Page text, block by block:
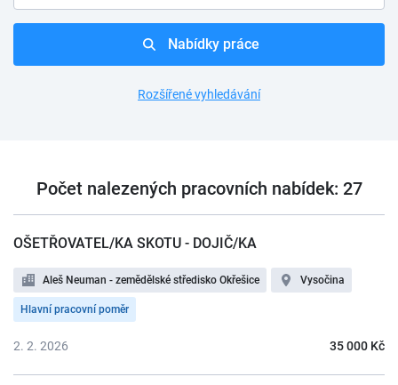
Nabídky práce
Rozšířené vyhledávání
Počet nalezených pracovních nabídek: 27
OŠETŘOVATEL/KA SKOTU - DOJIČ/KA
Aleš Neuman - zemědělské středisko Okřešice Vysočina
Hlavní pracovní poměr
35 000 Kč
2. 2. 2026